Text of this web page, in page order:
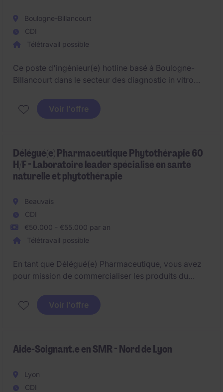
Horaires : 8h-15h40 ou 8h30-16h10 ou 11h50-19h30
ou 12h20-20h
Boulogne-Billancourt
CDI
Télétravail possible
Ce poste d'ingénieur(e) hotline basé à Boulogne-
Billancourt dans le secteur des diagnostic in vitro
techniques au service du support client. Vous serez
responsable de fournir des solutions techniques
Voir l'offre
Délégué(e) Pharmaceutique Phytothérapie 60
H/F - Laboratoire leader spécialisé en santé
naturelle et phytothérapie
Beauvais
CDI
€50.000 - €55.000 par an
Télétravail possible
En tant que Délégué(e) Pharmaceutique, vous avez
pour mission de commercialiser les produits du
Voir l'offre
Aide-Soignant.e en SMR - Nord de Lyon
Lyon
CDI